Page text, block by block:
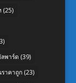
(25)
ลพาร์ด (39)
าคาถูก(23)